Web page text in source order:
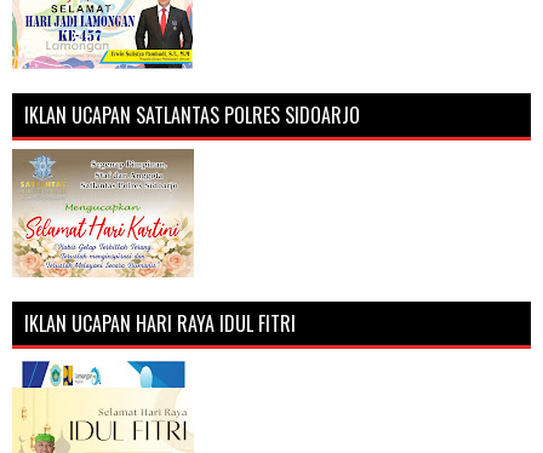
IKLAN UCAPAN SATLANTAS POLRES SIDOARJO
IKLAN UCAPAN HARI RAYA IDUL FITRI